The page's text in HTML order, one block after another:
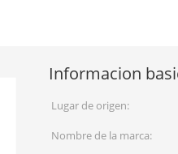
Informacion
Lugar de origen:
Nombre de la marca: